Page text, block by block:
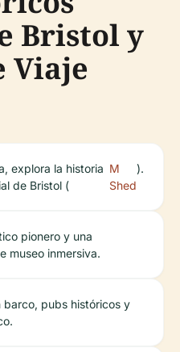
Bristol y
Viaje
explora la historia
de Bristol (
M
Shed
).
pionero y una
museo inmersiva.
barco, pubs históricos y